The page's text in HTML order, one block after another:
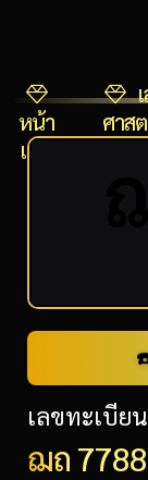
หน้า
แรก
ศาส
เลขทะเบียน
ฌถ 7788